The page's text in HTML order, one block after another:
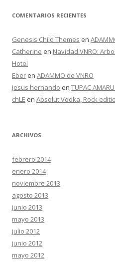
COMENTARIOS RECIENTES
Genesis Child Themes en
Catherine en Navidad VNRO:
Hotel
Eber en ADAMMO de VNRO
jesus hernando en TUPAC
chLE en Absolut Vodka, Rock
ARCHIVOS
febrero 2014
enero 2014
noviembre 2013
agosto 2013
junio 2013
mayo 2013
julio 2012
junio 2012
mayo 2012